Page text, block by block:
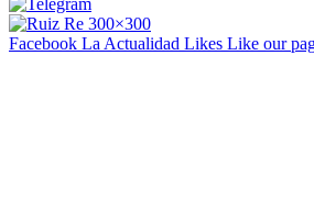
Facebook La Actualidad Likes Like our